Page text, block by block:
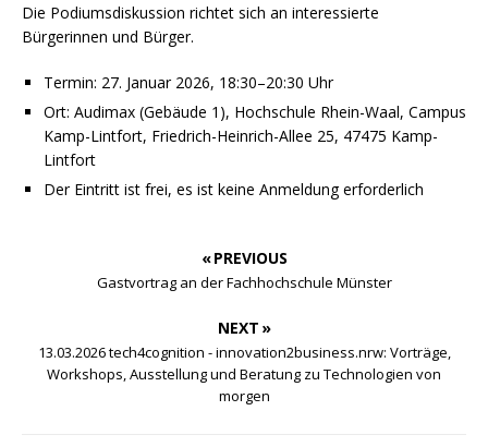
Die Podiumsdiskussion richtet sich an interessierte
Bürgerinnen und Bürger.
Termin: 27. Januar 2026, 18:30–20:30 Uhr
Ort: Audimax (Gebäude 1), Hochschule Rhein-Waal, Campus
Kamp-Lintfort, Friedrich-Heinrich-Allee 25, 47475 Kamp-
Lintfort
Der Eintritt ist frei, es ist keine Anmeldung erforderlich
« PREVIOUS
Gastvortrag an der Fachhochschule Münster
NEXT »
13.03.2026 tech4cognition - innovation2business.nrw: Vorträge,
Workshops, Ausstellung und Beratung zu Technologien von
morgen